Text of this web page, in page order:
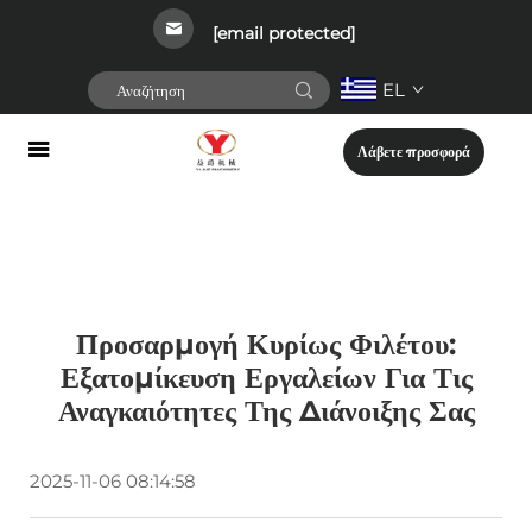
[email protected]
EL
Λάβετε προσφορά
Προσαρμογή Κυρίως Φιλέτου:
Εξατομίκευση Εργαλείων Για Τις
Αναγκαιότητες Της Διάνοιξης Σας
2025-11-06 08:14:58